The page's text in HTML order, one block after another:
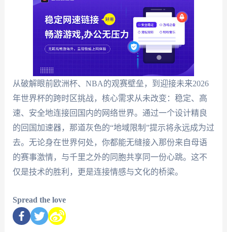
从破解眼前欧洲杯、NBA的观赛壁垒，到迎接未来2026
年世界杯的跨时区挑战，核心需求从未改变：稳定、高
速、安全地连接回国内的网络世界。通过一个设计精良
的回国加速器，那道灰色的“地域限制”提示将永远成为过
去。无论身在世界何处，你都能无缝接入那份来自母语
的赛事激情，与千里之外的同胞共享同一份心跳。这不
仅是技术的胜利，更是连接情感与文化的桥梁。
Spread the love